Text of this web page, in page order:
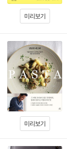
미리보기
미리보기